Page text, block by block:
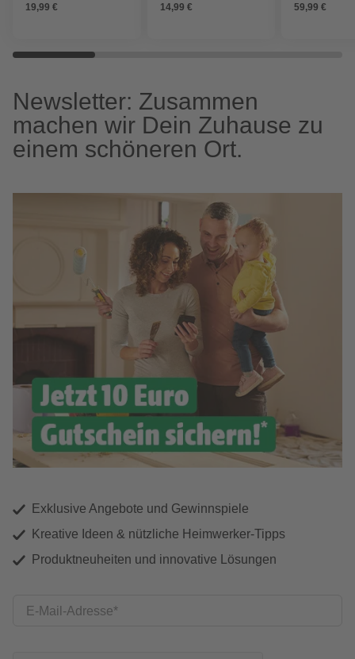
19,99 € 14,99 €
59,99 €
Newsletter: Zusammen
machen wir Dein Zuhause zu
einem schöneren Ort.
Exklusive Angebote und Gewinnspiele
Kreative Ideen & nützliche Heimwerker-Tipps
Produktneuheiten und innovative Lösungen
E-Mail-Adresse